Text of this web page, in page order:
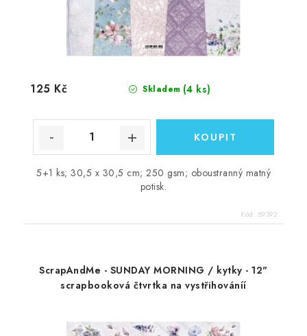
Skladem (4 ks)
125 Kč
5+1 ks; 30,5 x 30,5 cm; 250 gsm; oboustranný matný
potisk.
Kód: 89392
ScrapAndMe - SUNDAY MORNING / kytky - 12"
scrapbooková čtvrtka na vystřihováníí